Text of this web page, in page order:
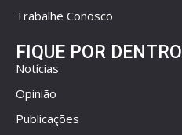
Trabalhe Conosco
FIQUE POR DENTRO
Notícias
Opinião
Publicações